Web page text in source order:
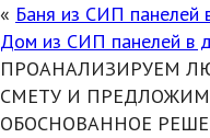
« Баня из СИП панелей
Дом из СИП панелей в
ПРОАНАЛИЗИРУЕМ
СМЕТУ И
ОБОСНОВАННОЕ